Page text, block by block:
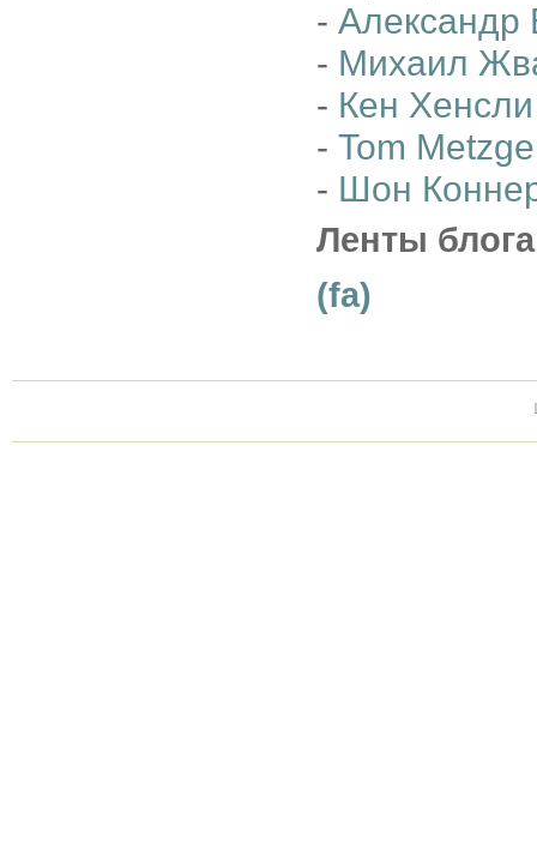
- Александр
- Михаил
- Кен Хенсли
- Tom
- Шон
Ленты
(fa)